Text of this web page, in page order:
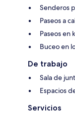
Senderos
Paseos a
Paseos en
Buceo en
De trabajo
Sala de
Espacios
Servicios